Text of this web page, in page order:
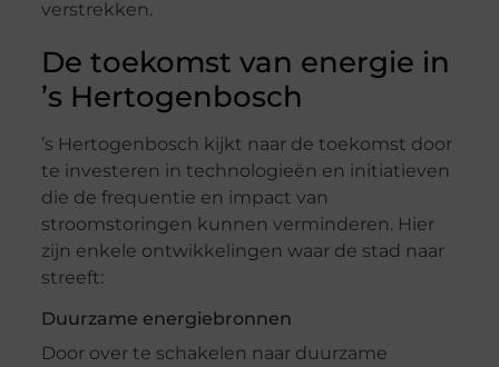
verstrekken.
De toekomst van energie in
’s Hertogenbosch
’s Hertogenbosch kijkt naar de toekomst door
te investeren in technologieën en initiatieven
die de frequentie en impact van
stroomstoringen kunnen verminderen. Hier
zijn enkele ontwikkelingen waar de stad naar
streeft:
Duurzame energiebronnen
Door over te schakelen naar duurzame